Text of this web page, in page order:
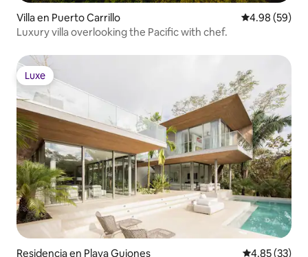
Villa en Puerto Carrillo Calificación
4.98 (59)
Luxury villa overlooking the Pacific with chef.
Luxe
Luxe
Residencia en Playa Guiones Calificación
4.85 (33)